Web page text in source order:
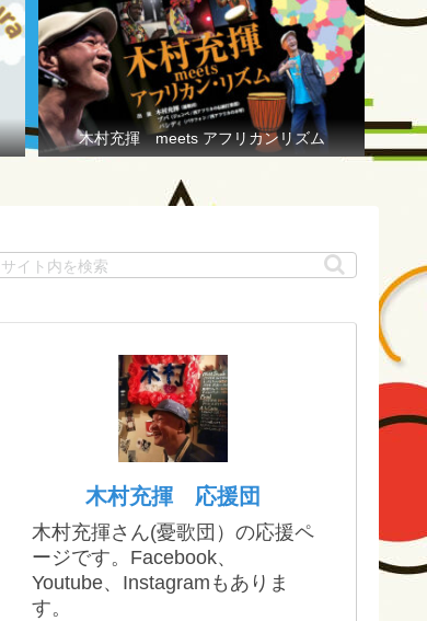
木村充揮 meets アフリカンリズム
木村充揮 応援団
木村充揮さん(憂歌団）の応援ペ
ージです。Facebook、
Youtube、Instagramもありま
す。